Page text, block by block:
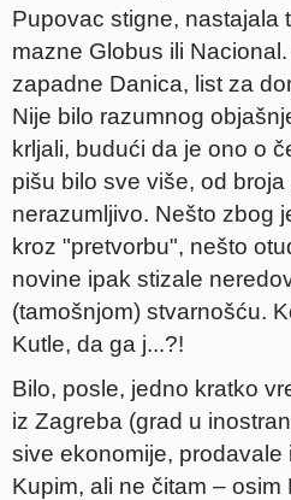
Pupovac stigne, nastajala
mazne Globus ili
zapadne Danica, list za
Nije bilo razumnog
krljali, budući da je ono o
pišu bilo sve više, od
nerazumljivo. Nešto zbog
kroz "pretvorbu", nešto
novine ipak stizale
(tamošnjom) stvarnošću.
Kutle, da ga j...?!
Bilo, posle, jedno kratko
iz Zagreba (grad u
sive ekonomije, prodavale
Kupim, ali ne čitam –